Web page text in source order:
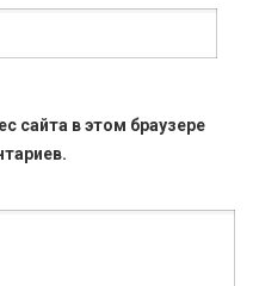
сайта в этом браузере